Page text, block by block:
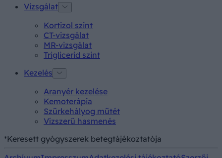
Vizsgálat
Kortizol szint
CT-vizsgálat
MR-vizsgálat
Triglicerid szint
Kezelés
Aranyér kezelése
Kemoterápia
Szürkehályog műtét
Vízszerű hasmenés
*Keresett gyógyszerek betegtájékoztatója